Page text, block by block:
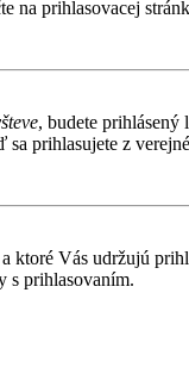
na prihlasovacej
, budete
prihlasujete z
ktoré Vás udržujú
s prihlasovaním.